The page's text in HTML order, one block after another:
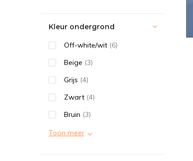
Kleur ondergrond
Off-white/wit (6)
Beige (3)
Grijs (4)
Zwart (4)
Bruin (3)
Toon meer